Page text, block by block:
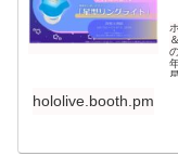
hololive.booth.pm